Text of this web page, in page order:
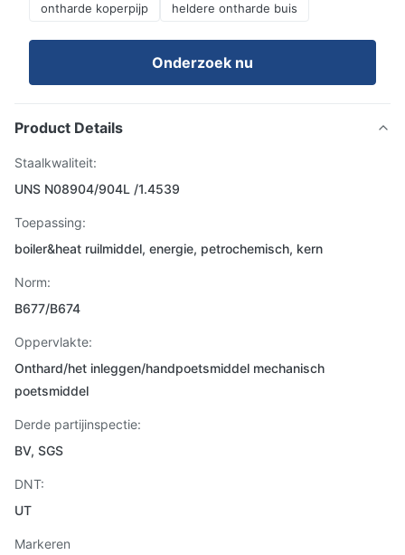
ontharde koperpijp
heldere ontharde buis
Onderzoek nu
Product Details
Staalkwaliteit:
UNS N08904/904L /1.4539
Toepassing:
boiler&heat ruilmiddel, energie, petrochemisch, kern
Norm:
B677/B674
Oppervlakte:
Onthard/het inleggen/handpoetsmiddel mechanisch
poetsmiddel
Derde partijinspectie:
BV, SGS
DNT:
UT
Markeren